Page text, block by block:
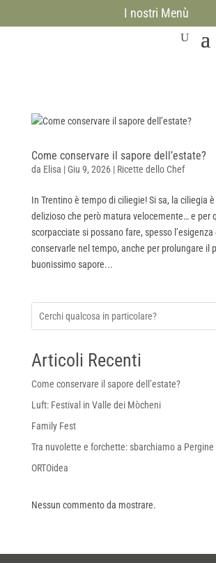
I nostri Menù
Come conservare il sapore dell’estate?
da Elisa |Giu 9, 2026| Ricette dello Chef
In Trentino è tempo di ciliegie! Si sa, la ciliegia
delizioso che però matura velocemente… e per
scorpacciate si possano fare, spesso
conservarle nel tempo, anche per prolungare il
buonissimo sapore...
Articoli Recenti
Come conservare il sapore dell’estate?
Luft: Festival in Valle dei Mòcheni
Family Fest
Tra nuvolette e forchette: sbarchiamo a Pergine
ORTOidea
Nessun commento da mostrare.